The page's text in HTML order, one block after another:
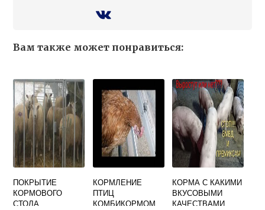
Вам также может понравиться:
ПОКРЫТИЕ
КОРМОВОГО
СТОЛА
КОРМЛЕНИЕ
ПТИЦ
КОМБИКОРМОМ
КОРМА С КАКИМИ
ВКУСОВЫМИ
КАЧЕСТВАМИ